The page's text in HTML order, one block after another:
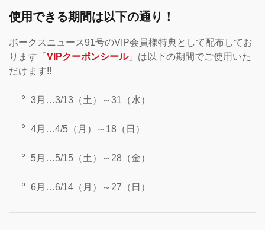
使用できる期間は以下の通り！
ボークスニュース91号のVIP会員様特典として配布してお
ります「 VIPクーポンシール」は以下の期間でご使用いた
だけます!!
3月…3/13（土）～31（水）
4月…4/5（月）～18（日）
5月…5/15（土）～28（金）
6月…6/14（月）～27（日）